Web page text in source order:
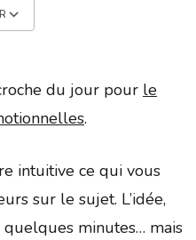
du jour pour le
.
intuitive ce qui vous
sur le sujet. L’idée,
quelques minutes… mais